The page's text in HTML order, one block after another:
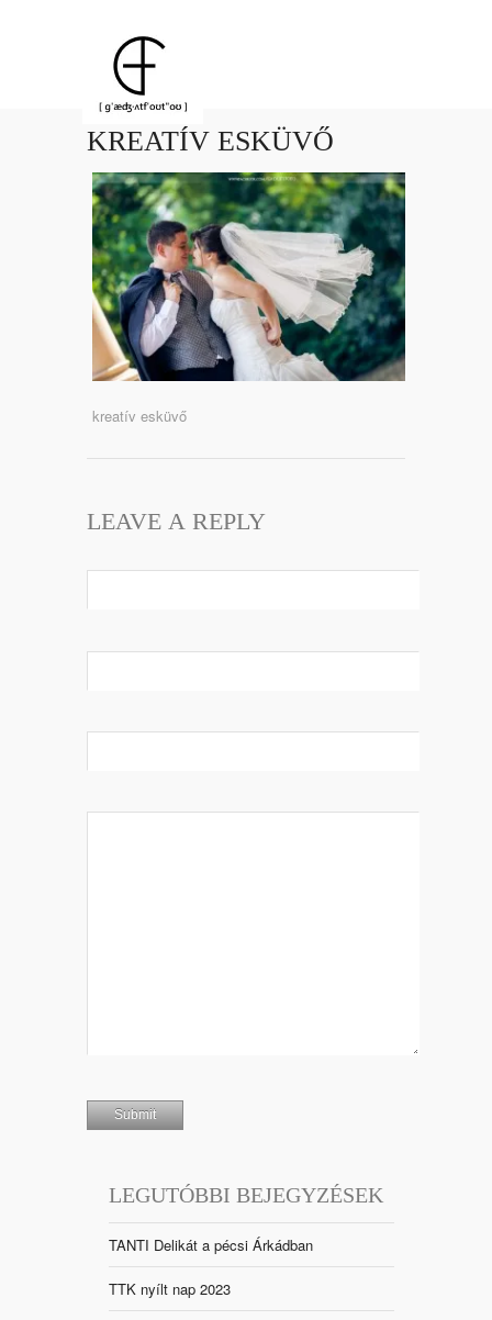
KREATÍV ESKÜVŐ
kreatív esküvő
LEAVE A REPLY
LEGUTÓBBI BEJEGYZÉSEK
TANTI Delikát a pécsi Árkádban
TTK nyílt nap 2023